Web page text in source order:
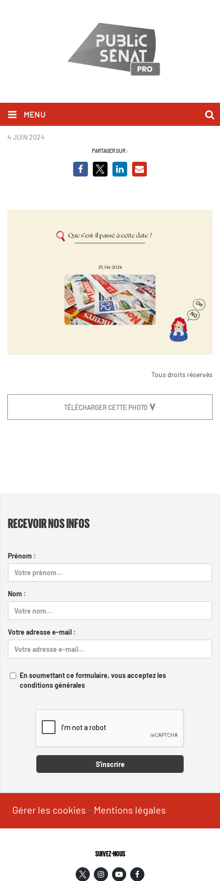
MENU
indice 2 2.jpg
4 JUIN 2024
PARTAGER SUR :
Tous droits réservés
TÉLÉCHARGER CETTE PHOTO
RECEVOIR NOS INFOS
Prénom :
Nom :
Votre adresse e-mail :
En soumettant ce formulaire, vous acceptez les
conditions générales
S'inscrire
Gérer les cookies - Mentions légales
SUIVEZ-NOUS